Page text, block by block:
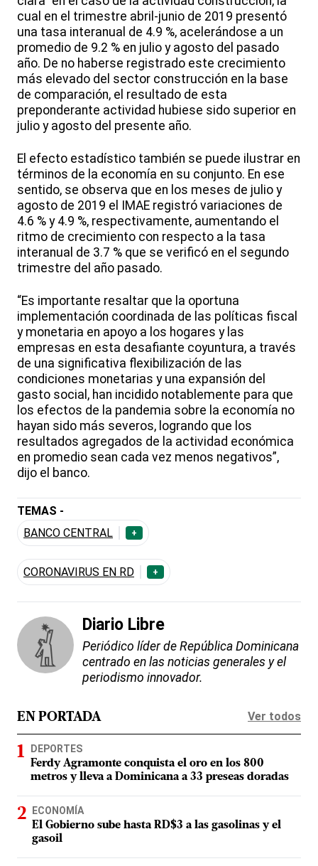
cual en el trimestre abril-junio de 2019 presentó
una tasa interanual de 4.9 %, acelerándose a un
promedio de 9.2 % en julio y agosto del pasado
año. De no haberse registrado este crecimiento
más elevado del sector construcción en la base
de comparación, el resultado de esta
preponderante actividad hubiese sido superior en
julio y agosto del presente año.
El efecto estadístico también se puede ilustrar en
términos de la economía en su conjunto. En ese
sentido, se observa que en los meses de julio y
agosto de 2019 el IMAE registró variaciones de
4.6 % y 4.9 %, respectivamente, aumentando el
ritmo de crecimiento con respecto a la tasa
interanual de 3.7 % que se verificó en el segundo
trimestre del año pasado.
“Es importante resaltar que la oportuna
implementación coordinada de las políticas fiscal
y monetaria en apoyo a los hogares y las
empresas en esta desafiante coyuntura, a través
de una significativa flexibilización de las
condiciones monetarias y una expansión del
gasto social, han incidido notablemente para que
los efectos de la pandemia sobre la economía no
hayan sido más severos, logrando que los
resultados agregados de la actividad económica
en promedio sean cada vez menos negativos”,
dijo el banco.
TEMAS -
BANCO CENTRAL
+
CORONAVIRUS EN RD +
Diario Libre
Periódico líder de República Dominicana
centrado en las noticias generales y el
periodismo innovador.
EN PORTADA Ver todos
DEPORTES
Ferdy Agramonte conquista el oro en los 800
metros y lleva a Dominicana a 33 preseas doradas
ECONOMÍA
El Gobierno sube hasta RD$3 a las gasolinas y el
gasoil